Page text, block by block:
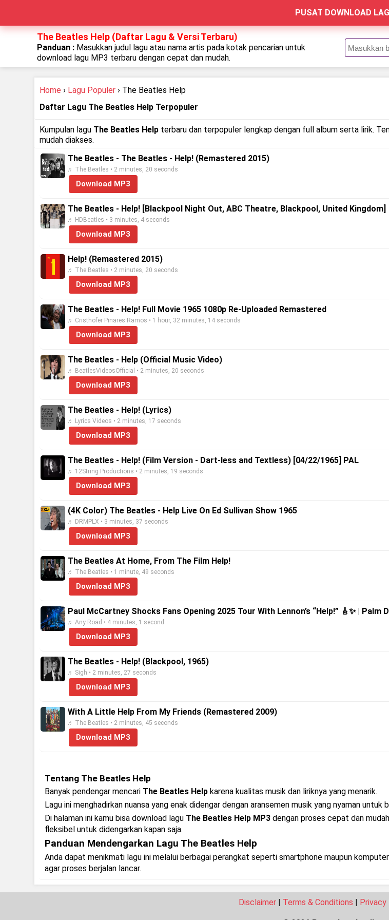
PUSAT DOWNLOAD
The Beatles Help (Daftar Lagu & Versi Terbaru)
Panduan : Masukkan judul lagu atau nama artis pada kotak pencarian untuk
download lagu MP3 terbaru dengan cepat dan mudah.
Home › Lagu Populer › The Beatles Help
Daftar Lagu The Beatles Help Terpopuler
Kumpulan lagu The Beatles Help terbaru dan terpopuler lengkap dengan full album serta lirik.
mudah diakses.
The Beatles - The Beatles - Help! (Remastered 2015)
♬ The Beatles • 2 minutes, 20 seconds
Download MP3
The Beatles - Help! [Blackpool Night Out, ABC Theatre, Blackpool, United Kingdom]
♬ HDBeatles • 3 minutes, 4 seconds
Download MP3
Help! (Remastered 2015)
♬ The Beatles • 2 minutes, 20 seconds
Download MP3
The Beatles - Help! Full Movie 1965 1080p Re-Uploaded Remastered
♬ Cristhofer Pinares Ramos • 1 hour, 32 minutes, 14 seconds
Download MP3
The Beatles - Help (Official Music Video)
♬ BeatlesVideosOfficial • 2 minutes, 20 seconds
Download MP3
The Beatles - Help! (Lyrics)
♬ Lyrics Videos • 2 minutes, 17 seconds
Download MP3
The Beatles - Help! (Film Version - Dart-less and Textless) [04/22/1965] PAL
♬ 12String Productions • 2 minutes, 19 seconds
Download MP3
(4K Color) The Beatles - Help Live On Ed Sullivan Show 1965
♬ DRMPLX • 3 minutes, 37 seconds
Download MP3
The Beatles At Home, From The Film Help!
♬ The Beatles • 1 minute, 49 seconds
Download MP3
Paul McCartney Shocks Fans Opening 2025 Tour With Lennon’s “Help!” 🎸✨ |
♬ Any Road • 4 minutes, 1 second
Download MP3
The Beatles - Help! (Blackpool, 1965)
♬ Sigh • 2 minutes, 27 seconds
Download MP3
With A Little Help From My Friends (Remastered 2009)
♬ The Beatles • 2 minutes, 45 seconds
Download MP3
Tentang The Beatles Help
Banyak pendengar mencari The Beatles Help karena kualitas musik dan liriknya yang menarik.
Lagu ini menghadirkan nuansa yang enak didengar dengan aransemen musik yang nyaman untuk
Di halaman ini kamu bisa download lagu The Beatles Help MP3 dengan proses cepat dan
fleksibel untuk didengarkan kapan saja.
Panduan Mendengarkan Lagu The Beatles Help
Anda dapat menikmati lagu ini melalui berbagai perangkat seperti smartphone maupun
agar proses berjalan lancar.
Disclaimer | Terms & Conditions |